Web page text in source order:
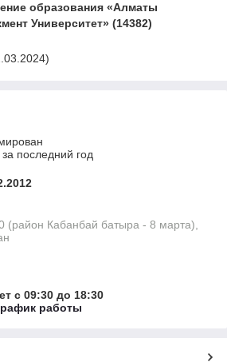
образования «Алматы
Университет» (14382)
последний год
(район Кабанбай батыра - 8 марта),
с 09:30 до 18:30
работы